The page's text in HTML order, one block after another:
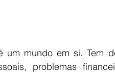
um mundo em si. Tem
problemas